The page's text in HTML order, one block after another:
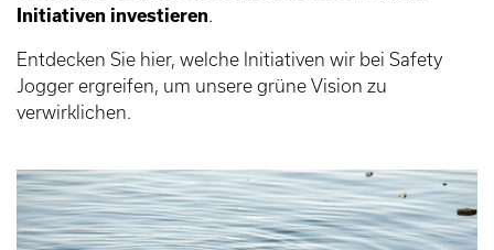
Initiativen investieren.
Entdecken Sie hier, welche Initiativen wir bei Safety
Jogger ergreifen, um unsere grüne Vision zu
verwirklichen.